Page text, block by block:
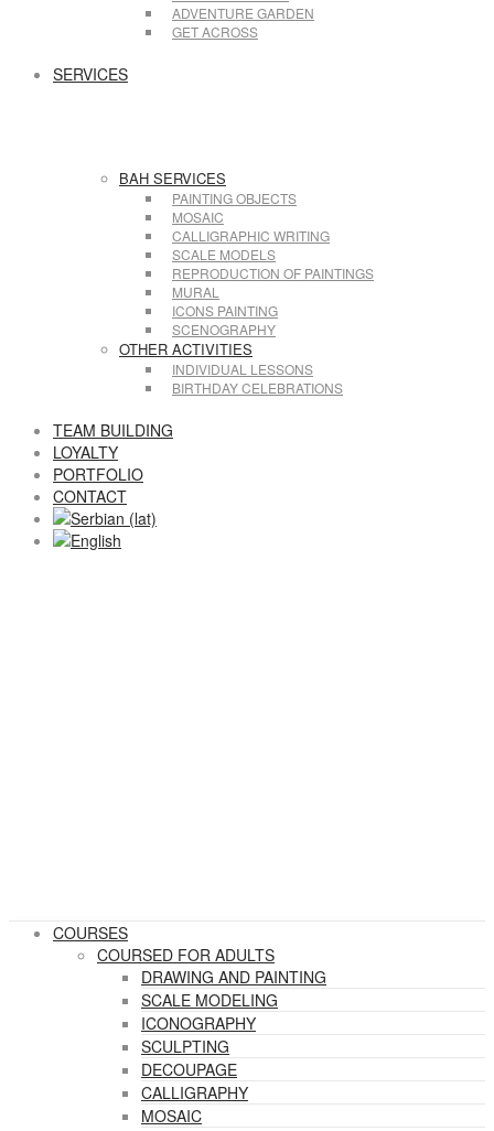
ADVENTURE GARDEN
GET ACROSS
SERVICES
BAH SERVICES
PAINTING OBJECTS
MOSAIC
CALLIGRAPHIC WRITING
SCALE MODELS
REPRODUCTION OF PAINTINGS
MURAL
ICONS PAINTING
SCENOGRAPHY
OTHER ACTIVITIES
INDIVIDUAL LESSONS
BIRTHDAY CELEBRATIONS
TEAM BUILDING
LOYALTY
PORTFOLIO
CONTACT
COURSES
COURSED FOR ADULTS
DRAWING AND PAINTING
SCALE MODELING
ICONOGRAPHY
SCULPTING
DECOUPAGE
CALLIGRAPHY
MOSAIC